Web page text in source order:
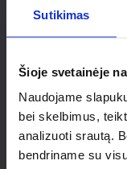
Sutikimas
Šioje svetainėje
Naudojame
bei skelbimus,
analizuoti srautą.
bendriname su
Ieškai
Susisiek su